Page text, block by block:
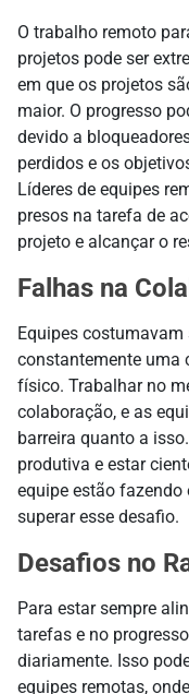
O trabalho remoto
projetos pode ser
em que os projetos
maior. O progresso
devido a
perdidos e os
Líderes de equipes
presos na tarefa de
projeto e alcançar o
Falhas na
Equipes
constantemente uma
físico. Trabalhar no
colaboração, e as
barreira quanto a
produtiva e estar
equipe estão fazendo
superar esse desafio.
Desafios no
Para estar sempre
tarefas e no
diariamente. Isso
equipes remotas,